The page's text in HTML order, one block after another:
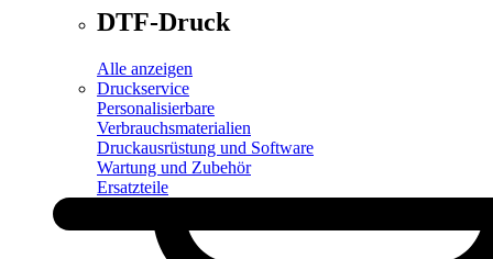
DTF-Druck
Alle anzeigen
Druckservice
Personalisierbare
Verbrauchsmaterialien
Druckausrüstung und Software
Wartung und Zubehör
Ersatzteile